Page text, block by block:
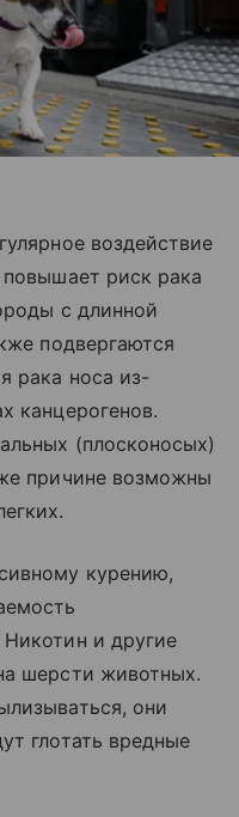
воздействие
риск рака
с длинной
подвергаются
рака носа из-
канцерогенов.
(плосконосых)
причине возможны
курению,
и другие
шерсти животных.
они
глотать вредные